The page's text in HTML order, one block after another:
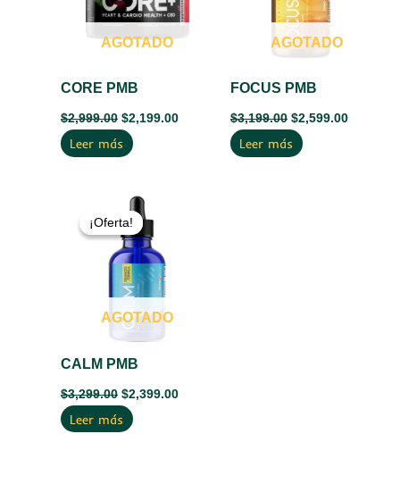
AGOTADO
CORE PMB
$2,999.00 $2,199.00
Leer más
AGOTADO
FOCUS PMB
$3,199.00 $2,599.00
Leer más
¡Oferta!
AGOTADO
¡Oferta!
CALM PMB
$3,299.00
El
precio
original
era:
$3,299.00.
$2,399.00
Leer más